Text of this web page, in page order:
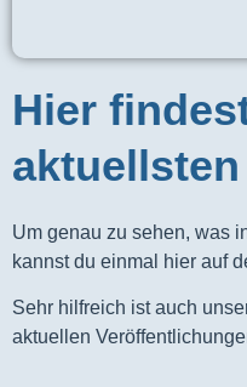
Hier
Um genau zu sehen, was
kannst du einmal hier auf
Sehr hilfreich ist auch
aktuellen